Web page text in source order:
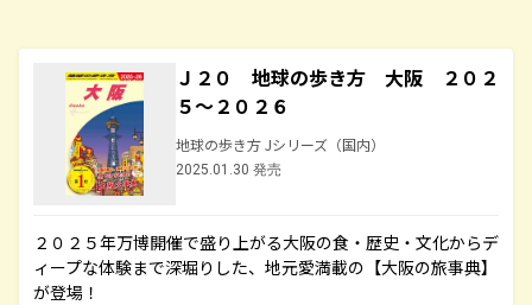
Ｊ２０ 地球の歩き方 大阪 ２０２
５～２０２６
地球の歩き方 Jシリーズ（国内）
2025.01.30 発売
２０２５年万博開催で盛り上がる大阪の食・歴史・文化からデ
ィープな体験まで深堀りした、地元愛満載の【大阪の旅事典】
が登場！